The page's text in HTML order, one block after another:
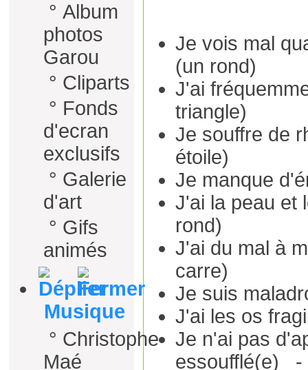
° Album
photos
Garou
° Cliparts
° Fonds
d'ecran
exclusifs
° Galerie
d'art
° Gifs
animés
Musique
° Christophe
Maé
Je vois mal
(un rond)
J'ai
triangle)
Je souffre de
étoile)
Je manque
J'ai la peau
rond)
J'ai du mal à
carre)
Je suis
J'ai les os
Je n'ai pas
essoufflé(e) -